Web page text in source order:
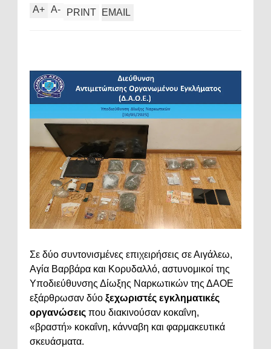
A+ A- PRINT EMAIL
Σε δύο συντονισμένες επιχειρήσεις σεΑιγάλεω,
Αγία Βαρβάρα και Κορυδαλλό, αστυνομικοί της
Υποδιεύθυνσης Δίωξης Ναρκωτικών της ΔΑΟΕ
εξάρθρωσαν δύο ξεχωριστές εγκληματικές
οργανώσεις που διακινούσαν κοκαΐνη,
«βραστή» κοκαΐνη, κάνναβη και φαρμακευτικά
σκευάσματα.